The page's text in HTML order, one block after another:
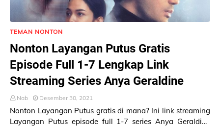
TEMAN NONTON
Nonton Layangan Putus Gratis
Episode Full 1-7 Lengkap Link
Streaming Series Anya Geraldine
Nab Desember 30, 2021
Nonton Layangan Putus gratis di mana? Ini link streaming
Layangan Putus episode full 1-7 series Anya Geraldine